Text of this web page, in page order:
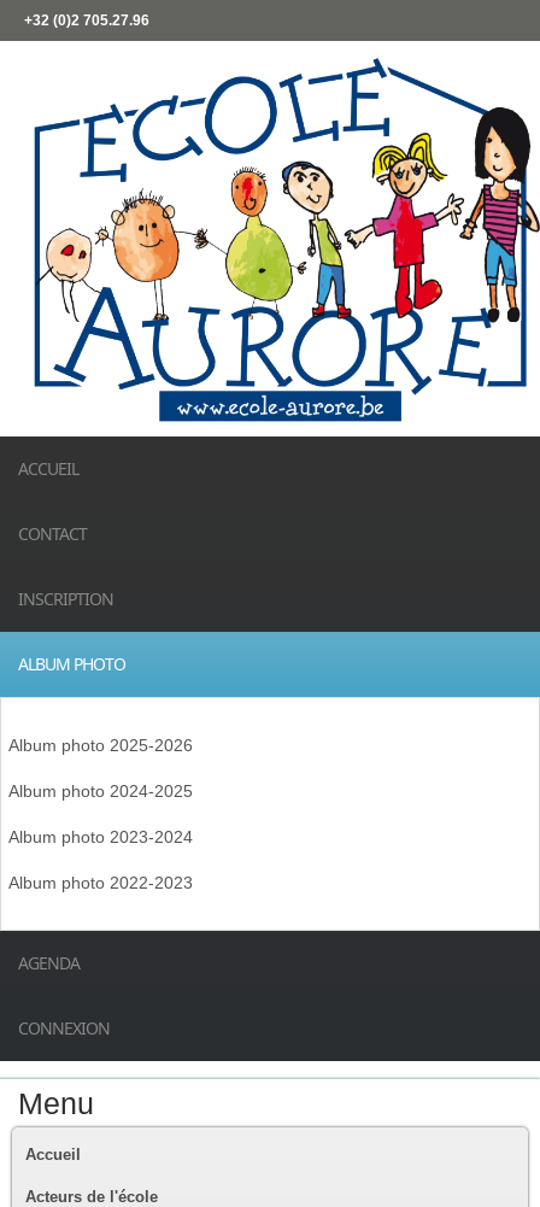
+32 (0)2 705.27.96
ACCUEIL
CONTACT
INSCRIPTION
ALBUM PHOTO
Album photo 2025-2026
Album photo 2024-2025
Album photo 2023-2024
Album photo 2022-2023
AGENDA
CONNEXION
Menu
Accueil
Acteurs de l'école